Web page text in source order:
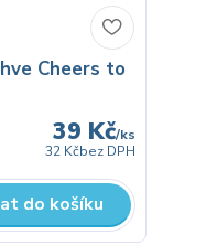
Cheers to
39 Kč/ks
32 Kčbez DPH
do košíku